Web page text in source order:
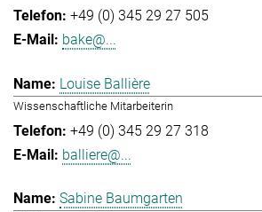
+49 (0) 345 29 27 505
bake@...
Louise Ballière
Wissenschaftliche Mitarbeiterin
+49 (0) 345 29 27 318
balliere@...
Sabine Baumgarten